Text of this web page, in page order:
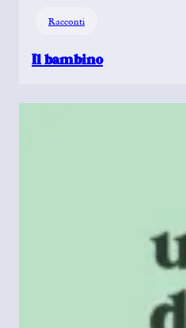
Racconti
Il bambino